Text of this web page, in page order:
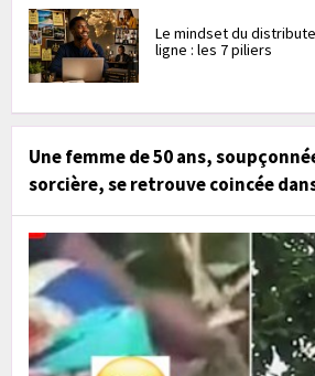
Le mindset du
ligne : les 7 piliers
Une femme de 50 ans,
sorcière, se retrouve coincée